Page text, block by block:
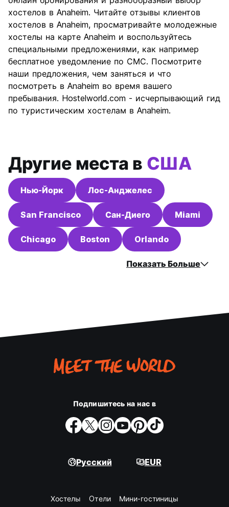
Культура
Ночная жизнь
6.9
Соотношение цены и
качества
хостелов в Anaheim. Читайте отзывы клиентов
хостелов в Anaheim, просматривайте молодежные
хостелы на карте Anaheim и воспользуйтесь
специальными предложениями, как например
бесплатное уведомление по СМС. Посмотрите
наши предложения, чем заняться и что
посмотреть в Anaheim во время вашего
пребывания. Hostelworld.com - исчерпывающий гид
по туристическим хостелам в Anaheim.
Другие места в США
Нью-Йорк Лос-Анджелес
San Francisco Сан-Диего Miami
Chicago Boston Orlando
Показать Больше
Подпишитесь на нас в
Русский EUR
Хостелы Oтели Мини-гостиницы